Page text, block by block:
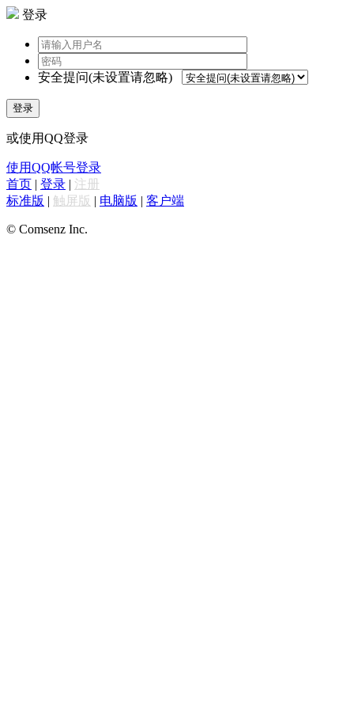
登录
安全提问(未设置请忽略)
登录
或使用QQ登录
使用QQ帐号登录
首页 | 登录 | 注册
标准版 | 触屏版 | 电脑版 | 客户端
© Comsenz Inc.